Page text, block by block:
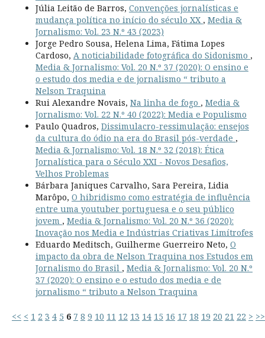
Júlia Leitão de Barros, Convenções jornalísticas e
mudança política no início do século XX , Media &
Jornalismo: Vol. 23 N.º 43 (2023)
Jorge Pedro Sousa, Helena Lima, Fátima Lopes
Cardoso, A noticiabilidade fotográfica do Sidonismo ,
Media & Jornalismo: Vol. 20 N.º 37 (2020): O ensino e
o estudo dos media e de jornalismo “ tributo a
Nelson Traquina
Rui Alexandre Novais, Na linha de fogo , Media &
Jornalismo: Vol. 22 N.º 40 (2022): Media e Populismo
Paulo Quadros, Dissimulacro-ressimulação: ensejos
da cultura do ódio na era do Brasil pós-verdade ,
Media & Jornalismo: Vol. 18 N.º 32 (2018): Ética
Jornalística para o Século XXI - Novos Desafios,
Velhos Problemas
Bárbara Janiques Carvalho, Sara Pereira, Lidia
Marôpo, O hibridismo como estratégia de influência
entre uma youtuber portuguesa e o seu público
jovem , Media & Jornalismo: Vol. 20 N.º 36 (2020):
Inovação nos Media e Indústrias Criativas Limítrofes
Eduardo Meditsch, Guilherme Guerreiro Neto, O
impacto da obra de Nelson Traquina nos Estudos em
Jornalismo do Brasil , Media & Jornalismo: Vol. 20 N.º
37 (2020): O ensino e o estudo dos media e de
jornalismo “ tributo a Nelson Traquina
<< < 1 2 3 4 5 6 7 8 9 10 11 12 13 14 15 16 17 18 19 20 21 22 > >>